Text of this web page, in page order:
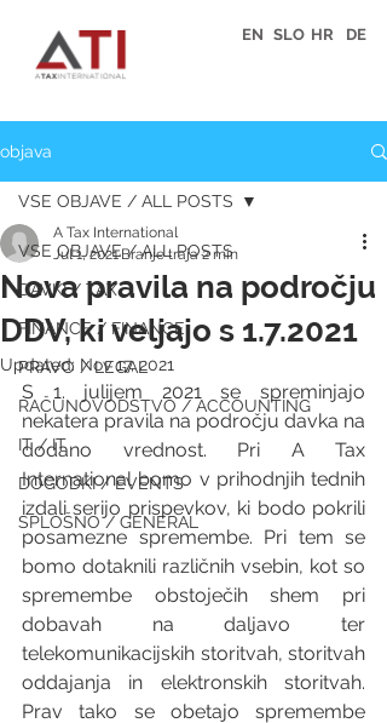
EN SLO HR DE
objava
VSE OBJAVE / ALL POSTS
DAVKI / TAX
FINANCE / FINANCE
PRAVO / LEGAL
RAČUNOVODSTVO / ACCOUNTING
IT / IT
DOGODKI / EVENTS
SPLOŠNO / GENERAL
VSE OBJAVE / ALL POSTS
Nova pravila na področju
DDV, ki veljajo s 1.7.2021
A Tax International
Jul 1, 2021 Branje traja 2 min
Updated: Nov 17, 2021
S 1. julijem 2021 se spreminjajo
nekatera pravila na področju davka na
dodano vrednost. Pri A Tax
International bomo v prihodnjih tednih
izdali serijo prispevkov, ki bodo pokrili
posamezne spremembe. Pri tem se
bomo dotaknili različnih vsebin, kot so
spremembe obstoječih shem pri
dobavah na daljavo ter
telekomunikacijskih storitvah, storitvah
oddajanja in elektronskih storitvah.
Prav tako se obetajo spremembe